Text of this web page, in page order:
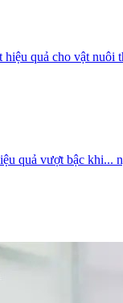
hiệu quả cho vật nuôi
quả vượt bậc khi...